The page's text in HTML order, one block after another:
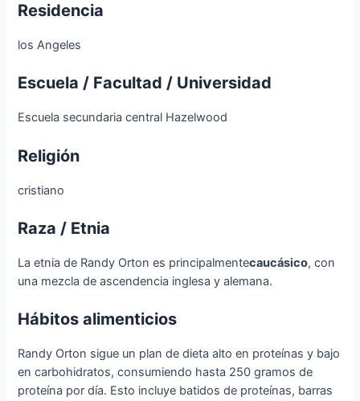
Residencia
los Angeles
Escuela / Facultad / Universidad
Escuela secundaria central Hazelwood
Religión
cristiano
Raza / Etnia
La etnia de Randy Orton es principalmentecaucásico, con
una mezcla de ascendencia inglesa y alemana.
Hábitos alimenticios
Randy Orton sigue un plan de dieta alto en proteínas y bajo
en carbohidratos, consumiendo hasta 250 gramos de
proteína por día. Esto incluye batidos de proteínas, barras